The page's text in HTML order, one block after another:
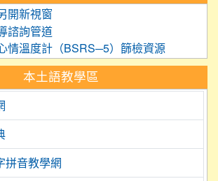
諮詢管道
情溫度計（BSRS─5）篩檢資源
本土語教學區
拼音教學網